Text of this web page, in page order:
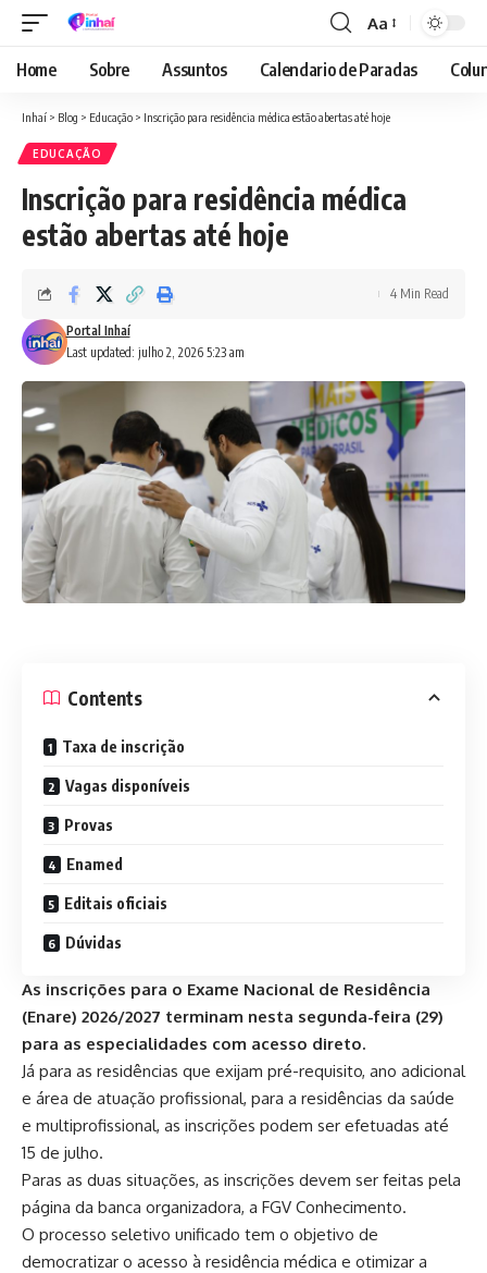
Font
Resizer
Aa
Home Sobre Assuntos Calendario de Paradas
Inhaí > Blog > Educação > Inscrição para residência médica estão abertas até hoje
EDUCAÇÃO
Inscrição para residência médica
estão abertas até hoje
Last updated: julho 2, 2026 5:23 am
Portal Inhaí
4 Min Read
Contents
Taxa de inscrição
Vagas disponíveis
Provas
Enamed
Editais oficiais
Dúvidas
As inscrições para o Exame Nacional de Residência
(Enare) 2026/2027 terminam nesta segunda-feira (29)
para as especialidades com acesso direto.
Já para as residências que exijam pré-requisito, ano adicional
e área de atuação profissional, para a residências da saúde
e multiprofissional, as inscrições podem ser efetuadas até
15 de julho.
Paras as duas situações, as inscrições devem ser feitas pela
página da banca organizadora, a FGV Conhecimento.
O processo seletivo unificado tem o objetivo de
democratizar o acesso à residência médica e otimizar a